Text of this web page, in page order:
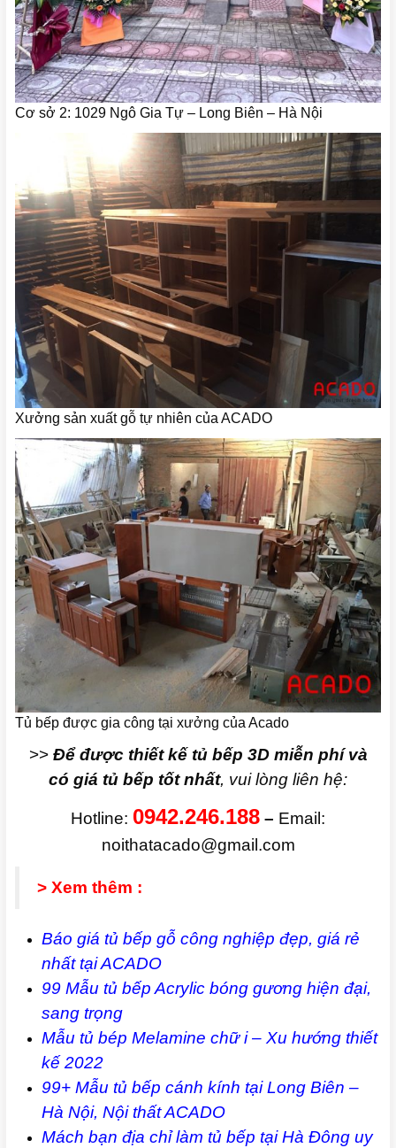
Cơ sở 2: 1029 Ngô Gia Tự – Long Biên – Hà Nội
Xưởng sản xuất gỗ tự nhiên của ACADO
Tủ bếp được gia công tại xưởng của Acado
>>Để được thiết kế tủ bếp 3D miễn phí và
có giá tủ bếp tốt nhất, vui lòng liên hệ:
Hotline: 0942.246.188 – Email:
noithatacado@gmail.com
> Xem thêm :
Báo giá tủ bếp gỗ công nghiệp đẹp, giá rẻ
nhất tại ACADO
99 Mẫu tủ bếp Acrylic bóng gương hiện đại,
sang trọng
Mẫu tủ bép Melamine chữ i – Xu hướng thiết
kế 2022
99+ Mẫu tủ bếp cánh kính tại Long Biên –
Hà Nội, Nội thất ACADO
Mách bạn địa chỉ làm tủ bếp tại Hà Đông uy